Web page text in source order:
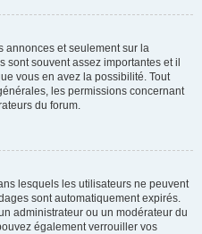
annonces et seulement sur la
souvent assez importantes et il
vous en avez la possibilité. Tout
les permissions concernant
du forum.
lesquels les utilisateurs ne peuvent
sont automatiquement expirés.
administrateur ou un modérateur du
également verrouiller vos